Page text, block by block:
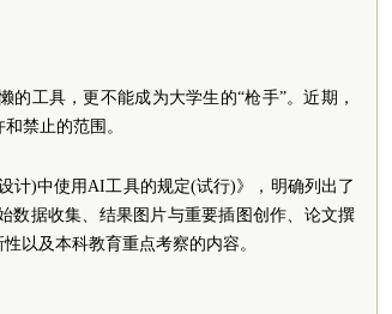
工具，更不能成为大学生的“枪手”。近期，
禁止的范围。
计)中使用AI工具的规定(试行)》，明确列出了
数据收集、结果图片与重要插图创作、论文撰
以及本科教育重点考察的内容。